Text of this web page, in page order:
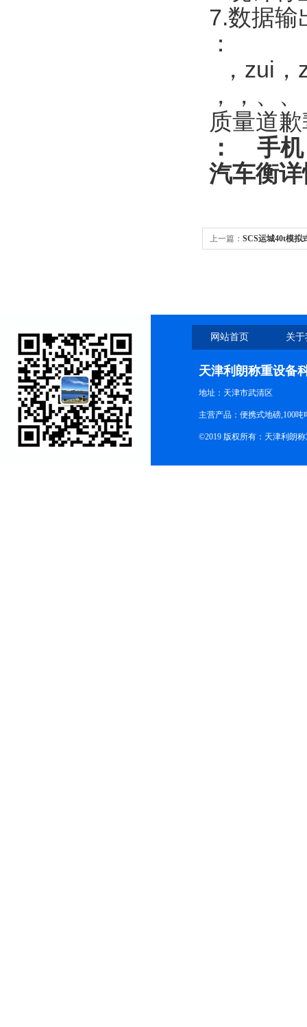
7.数据输
：
，zui
，，、
质量道
：
手
汽车衡
上一篇： SCS运城40t模拟
网站首页 关
天津利朗称重设备
地址：天津市武清区
主营产品：便携式地磅,100
©2019 版权所有：天津利朗